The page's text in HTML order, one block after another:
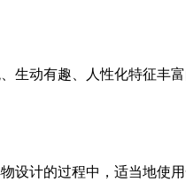
生动有趣、人性化特征丰
设计的过程中，适当地使